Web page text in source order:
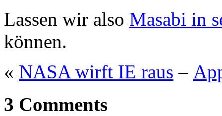
Lassen wir also Masabi in
können.
« NASA wirft IE raus –
3 Comments